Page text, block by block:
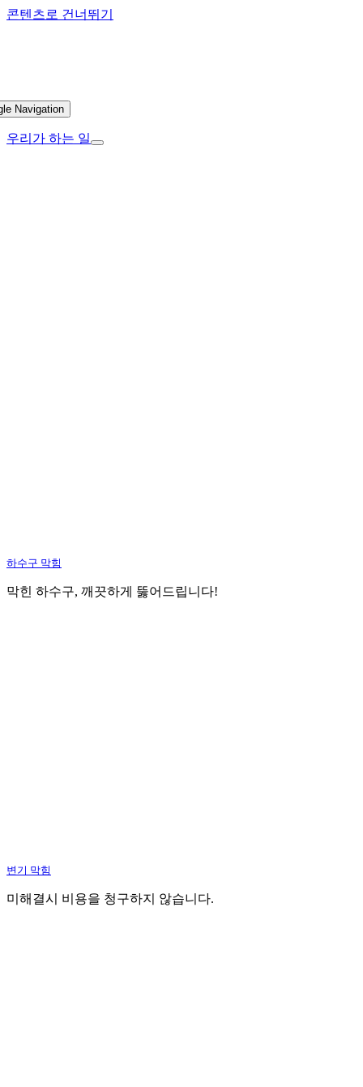
콘텐츠로 건너뛰기
Navigation
우리가 하는 일
하수구 막힘
막힌 하수구, 깨끗하게 뚫어드립니다!
변기 막힘
미해결시 비용을 청구하지 않습니다.